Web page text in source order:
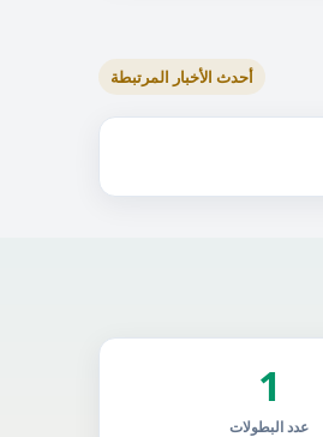
أحدث الأخبار المرتبطة
1
عدد البطولات